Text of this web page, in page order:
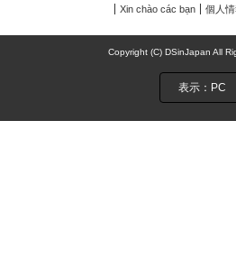
Xin chào các bạn
個人
Copyright (C) DSinJapan All
表示：PC